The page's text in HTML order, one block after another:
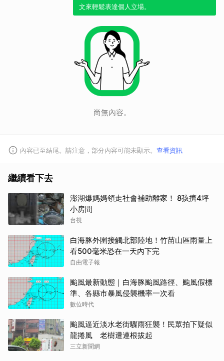
文來輕鬆表達個人立場。
尚無內容。
內容已至結尾。請注意，部分內容可能未顯示。 查看資訊
繼續看下去
澎湖爆媽媽領走社會補助離家！ 8孩擠4坪
小房間
台視
白海豚外圍接觸北部陸地！竹苗山區雨量上
看500毫米恐在一天內下完
自由電子報
颱風最新動態｜白海豚颱風路徑、颱風假標
準、各縣市暴風侵襲機率一次看
數位時代
颱風逼近淡水老街驟雨狂襲！民眾拍下疑似
龍捲風 老樹遭連根拔起
三立新聞網